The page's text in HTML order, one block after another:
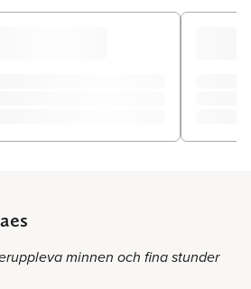
minnen och fina stunder